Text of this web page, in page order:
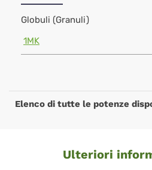
Globuli (Granuli)
1MK
Elenco di tutte le potenze
Ulteriori